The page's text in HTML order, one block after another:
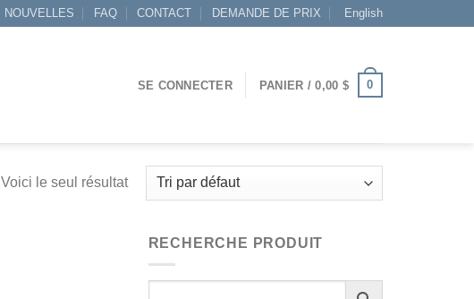
NOUVELLES FAQ CONTACT DEMANDE DE PRIX English
SE CONNECTER PANIER /0,00 $ 0
Voici le seul résultat
RECHERCHE PRODUIT